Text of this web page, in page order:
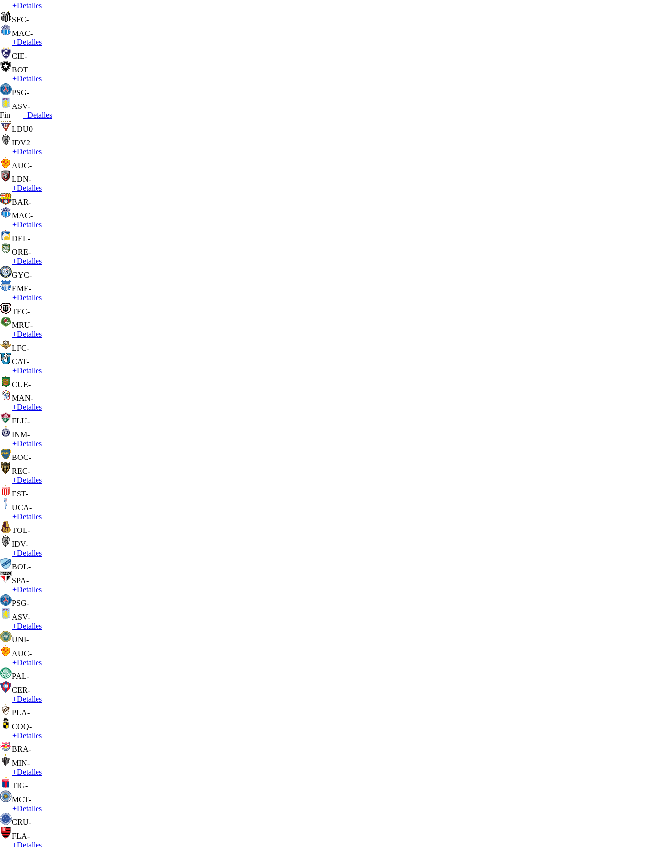
+Detalles
SFC-
MAC-
+Detalles
CIE-
BOT-
+Detalles
PSG-
ASV-
Fin
+Detalles
LDU0
IDV2
+Detalles
AUC-
LDN-
+Detalles
BAR-
MAC-
+Detalles
DEL-
ORE-
+Detalles
GYC-
EME-
+Detalles
TEC-
MRU-
+Detalles
LFC-
CAT-
+Detalles
CUE-
MAN-
+Detalles
FLU-
INM-
+Detalles
BOC-
REC-
+Detalles
EST-
UCA-
+Detalles
TOL-
IDV-
+Detalles
BOL-
SPA-
+Detalles
PSG-
ASV-
+Detalles
UNI-
AUC-
+Detalles
PAL-
CER-
+Detalles
PLA-
COQ-
+Detalles
BRA-
MIN-
+Detalles
TIG-
MCT-
+Detalles
CRU-
FLA-
+Detalles